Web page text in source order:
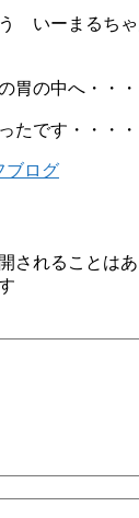
いーまるち
胃の中へ・・
たです・・・・
ブログ
されることはあ